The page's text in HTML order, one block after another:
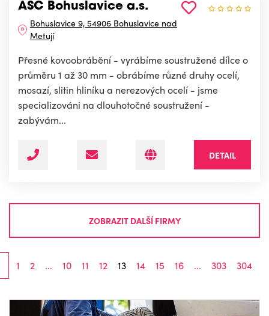
ASC Bohuslavice a.s.
Bohuslavice 9, 54906 Bohuslavice nad
Metují
Přesné kovoobrábění - vyrábíme soustružené dílce o
průměru 1 až 30 mm - obrábíme různé druhy ocelí,
mosazí, slitin hliníku a nerezových ocelí - jsme
specializováni na dlouhotočné soustružení -
zabývám...
DETAIL
ZOBRAZIT DALŠÍ FIRMY
1 2 ... 10 11 12 13 14 15 16 ... 303 304